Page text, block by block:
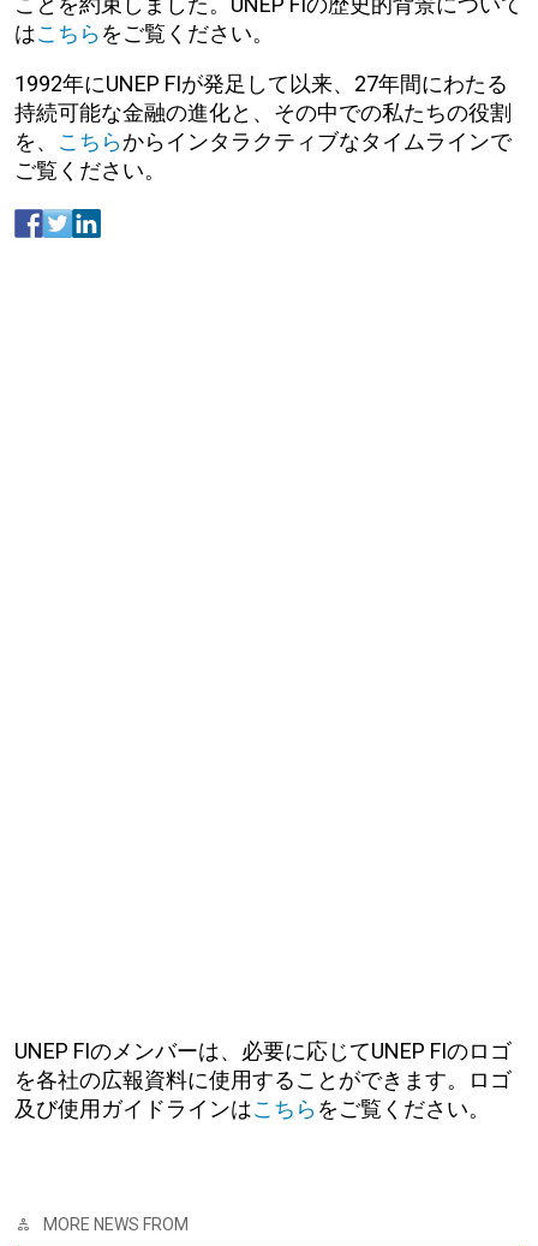
はこちらをご覧ください。
1992年にUNEP FIが発足して以来、27年間にわたる
持続可能な金融の進化と、その中での私たちの役割
を、 こちらからインタラクティブなタイムラインで
ご覧ください。
UNEP FIのメンバーは、必要に応じてUNEP FIのロゴ
を各社の広報資料に使用することができます。ロゴ
及び使用ガイドラインはこちらをご覧ください。
MORE NEWS FROM